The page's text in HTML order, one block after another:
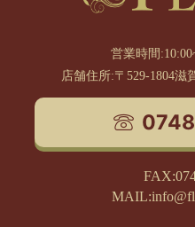
営業時間
店舗住所:〒529-1804滋